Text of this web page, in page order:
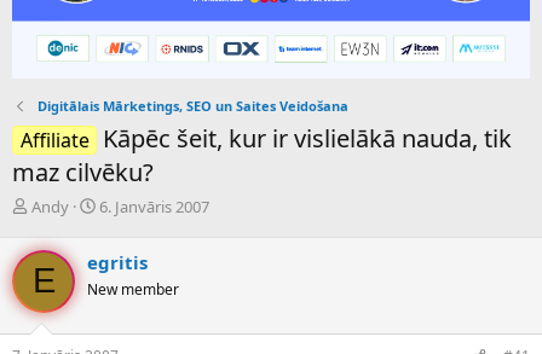
Digitālais Mārketings, SEO un Saites Veidošana
Affiliate
Kāpēc šeit, kur ir vislielākā nauda, tik
maz cilvēku?
P
v
e
d
i
e
Andy
S
u
m
d
6. Janvāris 2007
E egritis
New member